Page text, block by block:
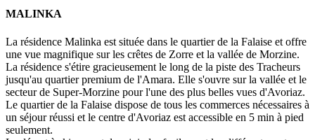
MALINKA
La résidence Malinka est située dans le quartier de la Falaise et offre
une vue magnifique sur les crêtes de Zorre et la vallée de Morzine.
La résidence s'étire gracieusement le long de la piste des Tracheurs
jusqu'au quartier premium de l'Amara. Elle s'ouvre sur la vallée et le
secteur de Super-Morzine pour l'une des plus belles vues d'Avoriaz.
Le quartier de la Falaise dispose de tous les commerces nécessaires à
un séjour réussi et le centre d'Avoriaz est accessible en 5 min à pied
seulement.